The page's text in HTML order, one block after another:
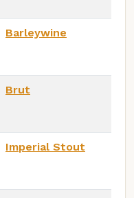
Barleywine
Brut
Imperial Stout